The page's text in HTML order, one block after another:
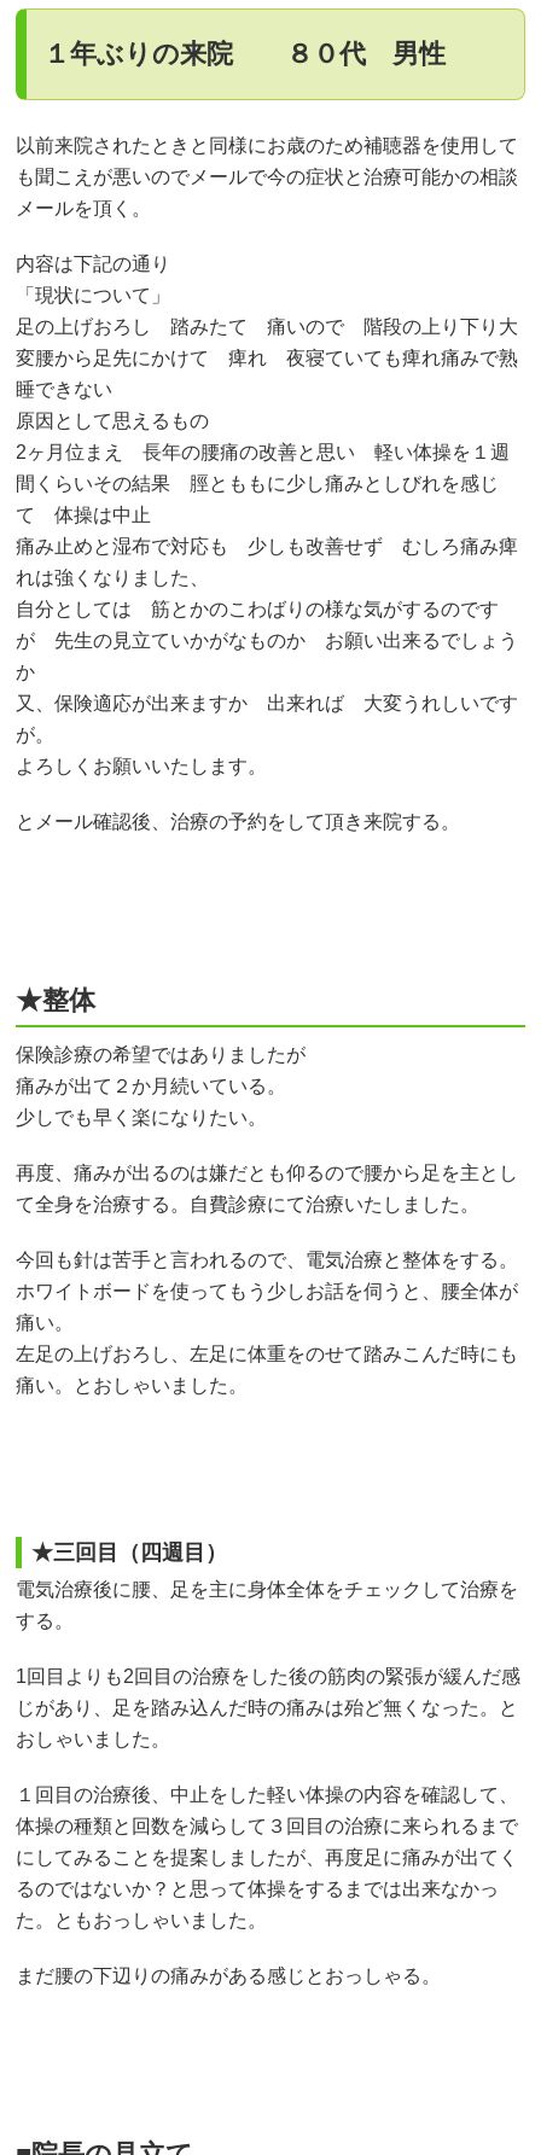
１年ぶりの来院 ８０代 男性
以前来院されたときと同様にお歳のため補聴器を使用して
も聞こえが悪いのでメールで今の症状と治療可能かの相談
メールを頂く。
内容は下記の通り
「現状について」
足の上げおろし 踏みたて 痛いので 階段の上り下り大
変腰から足先にかけて 痺れ 夜寝ていても痺れ痛みで熟
睡できない
原因として思えるもの
2ヶ月位まえ 長年の腰痛の改善と思い 軽い体操を１週
間くらいその結果 脛とももに少し痛みとしびれを感じ
て 体操は中止
痛み止めと湿布で対応も 少しも改善せず むしろ痛み痺
れは強くなりました、
自分としては 筋とかのこわばりの様な気がするのです
が 先生の見立ていかがなものか お願い出来るでしょう
か
又、保険適応が出来ますか 出来れば 大変うれしいです
が。
よろしくお願いいたします。
とメール確認後、治療の予約をして頂き来院する。
★整体
保険診療の希望ではありましたが
痛みが出て２か月続いている。
少しでも早く楽になりたい。
再度、痛みが出るのは嫌だとも仰るので腰から足を主とし
て全身を治療する。自費診療にて治療いたしました。
今回も針は苦手と言われるので、電気治療と整体をする。
ホワイトボードを使ってもう少しお話を伺うと、腰全体が
痛い。
左足の上げおろし、左足に体重をのせて踏みこんだ時にも
痛い。とおしゃいました。
★三回目（四週目）
電気治療後に腰、足を主に身体全体をチェックして治療を
する。
1回目よりも2回目の治療をした後の筋肉の緊張が緩んだ感
じがあり、足を踏み込んだ時の痛みは殆ど無くなった。と
おしゃいました。
１回目の治療後、中止をした軽い体操の内容を確認して、
体操の種類と回数を減らして３回目の治療に来られるまで
にしてみることを提案しましたが、再度足に痛みが出てく
るのではないか？と思って体操をするまでは出来なかっ
た。ともおっしゃいました。
まだ腰の下辺りの痛みがある感じとおっしゃる。